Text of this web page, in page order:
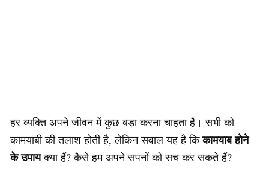
हर व्यक्ति अपने जीवन में कुछ बड़ा करना चाहता है। सभी को
कामयाबी की तलाश होती है, लेकिन सवाल यह है किकामयाब होने
के उपायक्या हैं? कैसे हम अपने सपनों को सच कर सकते हैं?